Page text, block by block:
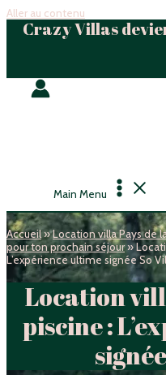
Aller au contenu
Crazy Villas
Main Menu
Accueil»Location villa Pays de
pour ton prochain séjour»
L’expérience ultime signée So
Location
piscine :